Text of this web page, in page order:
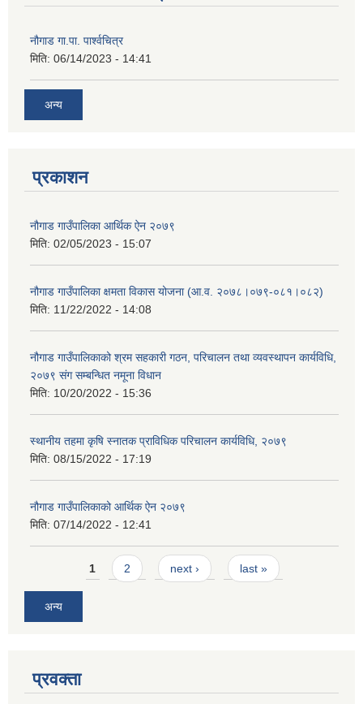
नौगाड गा.पा. पार्श्वचित्र
मिति: 06/14/2023 - 14:41
अन्य
प्रकाशन
नौगाड गाउँपालिका आर्थिक ऐन २०७९
मिति: 02/05/2023 - 15:07
नौगाड गाउँपालिका क्षमता विकास योजना (आ.व. २०७८।०७९-०८१।०८२)
मिति: 11/22/2022 - 14:08
नौगाड गाउँपालिकाको श्रम सहकारी गठन, परिचालन तथा व्यवस्थापन कार्यविधि,
२०७९ संग सम्बन्धित नमूना विधान
मिति: 10/20/2022 - 15:36
स्थानीय तहमा कृषि स्नातक प्राविधिक परिचालन कार्यविधि, २०७९
मिति: 08/15/2022 - 17:19
नौगाड गाउँपालिकाको आर्थिक ऐन २०७९
मिति: 07/14/2022 - 12:41
Pages1 2 next › last »
अन्य
प्रवक्ता